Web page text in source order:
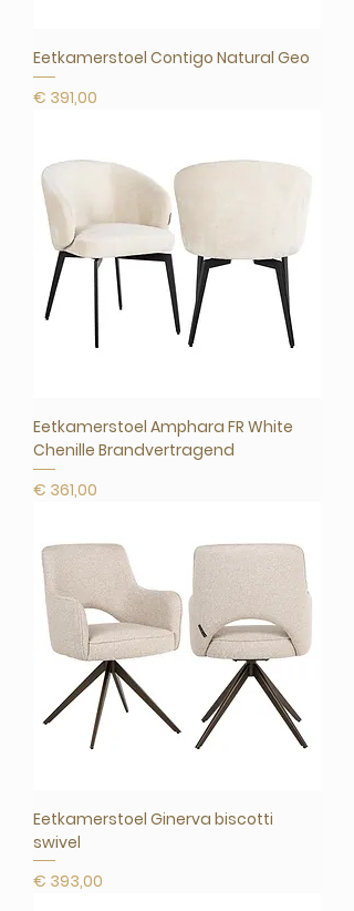
Eetkamerstoel Contigo Natural Geo
Prijs
€ 391,00
Eetkamerstoel Amphara FR White
Chenille Brandvertragend
Prijs
€ 361,00
Eetkamerstoel Ginerva biscotti
swivel
Prijs
€ 393,00